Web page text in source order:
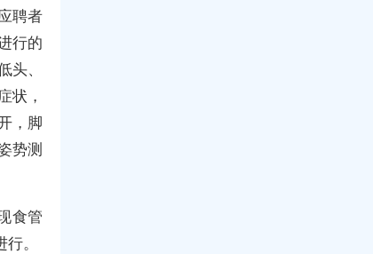
聘者
行的
、
状，
，脚
势测
食管
。